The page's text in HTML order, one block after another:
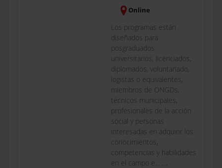
Online
Los programas están
diseñados para
posgraduados
universitarios, licenciados,
diplomados, voluntariado,
logistas o equivalentes,
miembros de ONGDs,
técnicos municipales,
profesionales de la acción
social y personas
interesadas en adquirir los
conocimientos,
competencias y habilidades
en el campo e... ....